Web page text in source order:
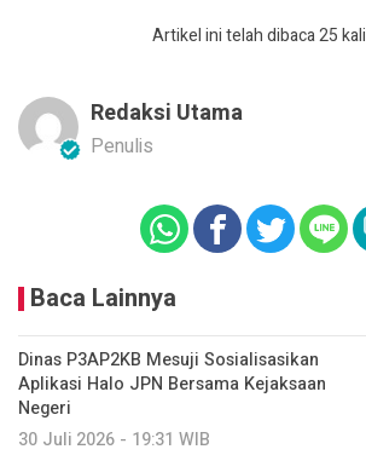
Artikel ini telah dibaca 25 kali
Redaksi Utama
Penulis
Baca Lainnya
Dinas P3AP2KB Mesuji Sosialisasikan
Aplikasi Halo JPN Bersama Kejaksaan
Negeri
30 Juli 2026 - 19:31 WIB